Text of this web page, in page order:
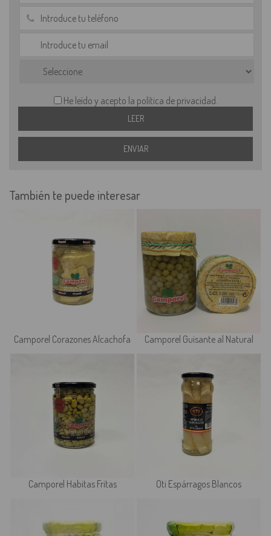
He leído y acepto la política de privacidad.
También te puede interesar
Camporel Corazones Alcachofa Camporel Guisante al Natural
Camporel Habitas Fritas Oti Espárragos Blancos